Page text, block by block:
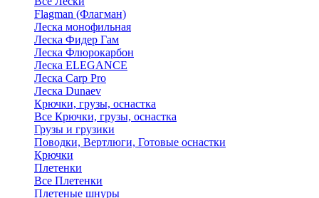
Flagman (Флагман)
Леска монофильная
Леска Фидер Гам
Леска Флюрокарбон
Леска ELEGANCE
Леска Carp Pro
Леска Dunaev
Крючки, грузы, оснастка
Все Крючки, грузы, оснастка
Грузы и грузики
Поводки, Вертлюги, Готовые оснастки
Крючки
Плетенки
Все Плетенки
Плетеные шнуры